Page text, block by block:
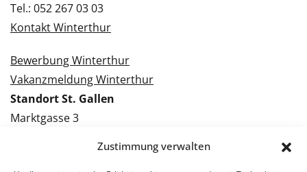
Zustimmung verwalten
Tel.: 052 267 03 03
Kontakt Winterthur
Bewerbung Winterthur
Vakanzmeldung Winterthur
Standort St. Gallen
Marktgasse 3